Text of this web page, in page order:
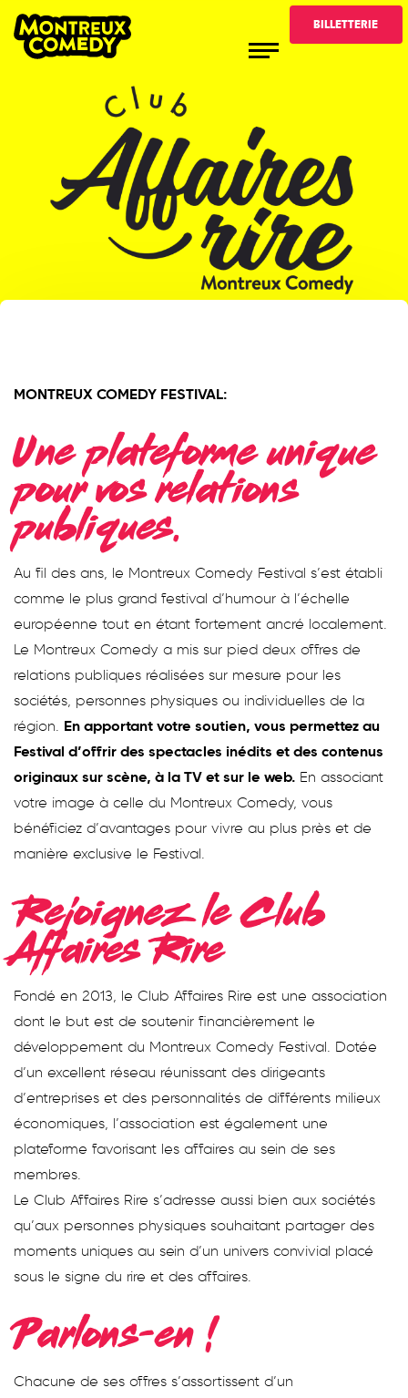
BILLETTERIE
MONTREUX COMEDY FESTIVAL:
Une plateforme unique
pour vos relations
publiques.
Au fil des ans, le Montreux Comedy Festival s’est établi
comme le plus grand festival d’humour à l’échelle
européenne tout en étant fortement ancré localement.
Le Montreux Comedy a mis sur pied deux offres de
relations publiques réalisées sur mesure pour les
sociétés, personnes physiques ou individuelles de la
région. En apportant votre soutien, vous permettez au
Festival d’offrir des spectacles inédits et des contenus
originaux sur scène, à la TV et sur le web. En associant
votre image à celle du Montreux Comedy, vous
bénéficiez d’avantages pour vivre au plus près et de
manière exclusive le Festival.
Rejoignez le Club
Affaires Rire
Fondé en 2013, le Club Affaires Rire est une association
dont le but est de soutenir financièrement le
développement du Montreux Comedy Festival. Dotée
d’un excellent réseau réunissant des dirigeants
d’entreprises et des personnalités de différents milieux
économiques, l’association est également une
plateforme favorisant les affaires au sein de ses
membres.
Le Club Affaires Rire s’adresse aussi bien aux sociétés
qu’aux personnes physiques souhaitant partager des
moments uniques au sein d’un univers convivial placé
sous le signe du rire et des affaires.
Parlons-en !
Chacune de ses offres s’assortissent d’un